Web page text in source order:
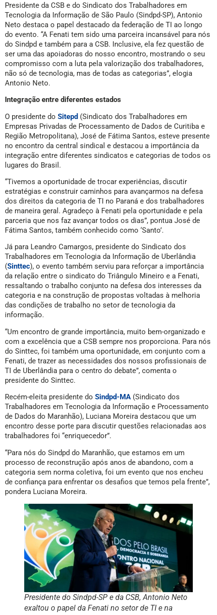
Presidente da CSB e do Sindicato dos Trabalhadores em
Tecnologia da Informação de São Paulo (Sindpd-SP), Antonio
Neto destaca o papel destacado da federação de TI ao longo
do evento. “A Fenati tem sido uma parceira incansável para nós
do Sindpd e também para a CSB. Inclusive, ela fez questão de
ser uma das apoiadoras do nosso encontro, mostrando o seu
compromisso com a luta pela valorização dos trabalhadores,
não só de tecnologia, mas de todas as categorias”, elogia
Antonio Neto.
Integração entre diferentes estados
O presidente do Sitepd (Sindicato dos Trabalhadores em
Empresas Privadas de Processamento de Dados de Curitiba e
Região Metropolitana), José de Fátima Santos, esteve presente
no encontro da central sindical e destacou a importância da
integração entre diferentes sindicatos e categorias de todos os
lugares do Brasil.
“Tivemos a oportunidade de trocar experiências, discutir
estratégias e construir caminhos para avançarmos na defesa
dos direitos da categoria de TI no Paraná e dos trabalhadores
de maneira geral. Agradeço à Fenati pela oportunidade e pela
parceria que nos faz avançar todos os dias”, pontua José de
Fátima Santos, também conhecido como ‘Santo’.
Já para Leandro Camargos, presidente do Sindicato dos
Trabalhadores em Tecnologia da Informação de Uberlândia
(Sinttec), o evento também serviu para reforçar a importância
da relação entre o sindicato do Triângulo Mineiro e a Fenati,
ressaltando o trabalho conjunto na defesa dos interesses da
categoria e na construção de propostas voltadas à melhoria
das condições de trabalho no setor de tecnologia da
informação.
“Um encontro de grande importância, muito bem-organizado e
com a excelência que a CSB sempre nos proporciona. Para nós
do Sinttec, foi também uma oportunidade, em conjunto com a
Fenati, de trazer as necessidades dos nossos profissionais de
TI de Uberlândia para o centro do debate”, comenta o
presidente do Sinttec.
Recém-eleita presidente do Sindpd-MA (Sindicato dos
Trabalhadores em Tecnologia da Informação e Processamento
de Dados do Maranhão), Luciana Moreira destacou que um
encontro desse porte para discutir questões relacionadas aos
trabalhadores foi “enriquecedor”.
“Para nós do Sindpd do Maranhão, que estamos em um
processo de reconstrução após anos de abandono, com a
categoria sem norma coletiva, foi um evento que nos encheu
de confiança para enfrentar os desafios que temos pela frente”,
pondera Luciana Moreira.
Presidente do Sindpd-SP e da CSB, Antonio Neto
exaltou o papel da Fenati no setor de TI e na